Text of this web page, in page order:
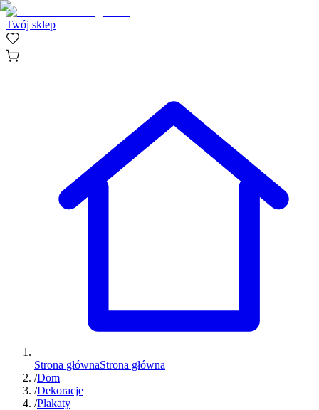
Twój sklep
Strona głównaStrona główna
/Dom
/Dekoracje
/Plakaty